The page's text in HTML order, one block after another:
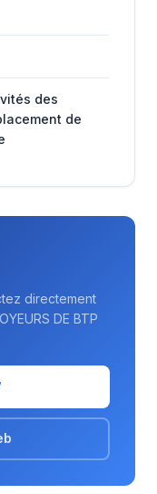
des
de
directement
DE BTP